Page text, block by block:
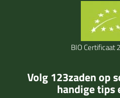
BIO Certificaat
Volg 123zaden op
handige tips